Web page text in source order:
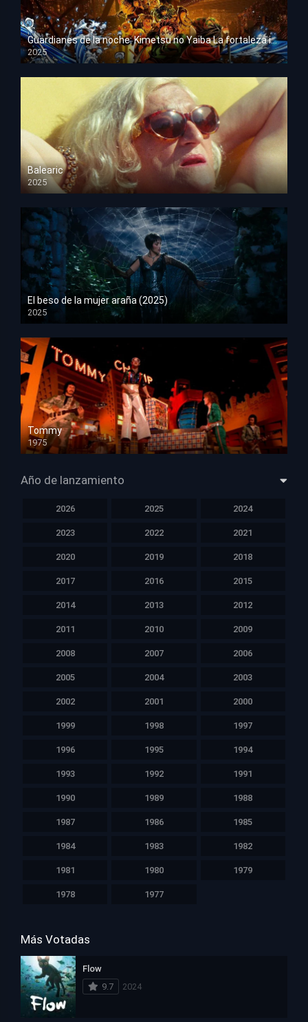
Guardianes de la noche: Kimetsu no Yaiba La fortaleza infinita
2025
HD 1080p
Balearic
2025
HD 1080p
El beso de la mujer araña (2025)
2025
HD 1080p
Tommy
1975
HD 1080p
Año de lanzamiento
2026 2025 2024
2023 2022 2021
2020 2019 2018
2017 2016 2015
2014 2013 2012
2011 2010 2009
2008 2007 2006
2005 2004 2003
2002 2001 2000
1999 1998 1997
1996 1995 1994
1993 1992 1991
1990 1989 1988
1987 1986 1985
1984 1983 1982
1981 1980 1979
1978 1977
Más Votadas
Flow
9.7
2024